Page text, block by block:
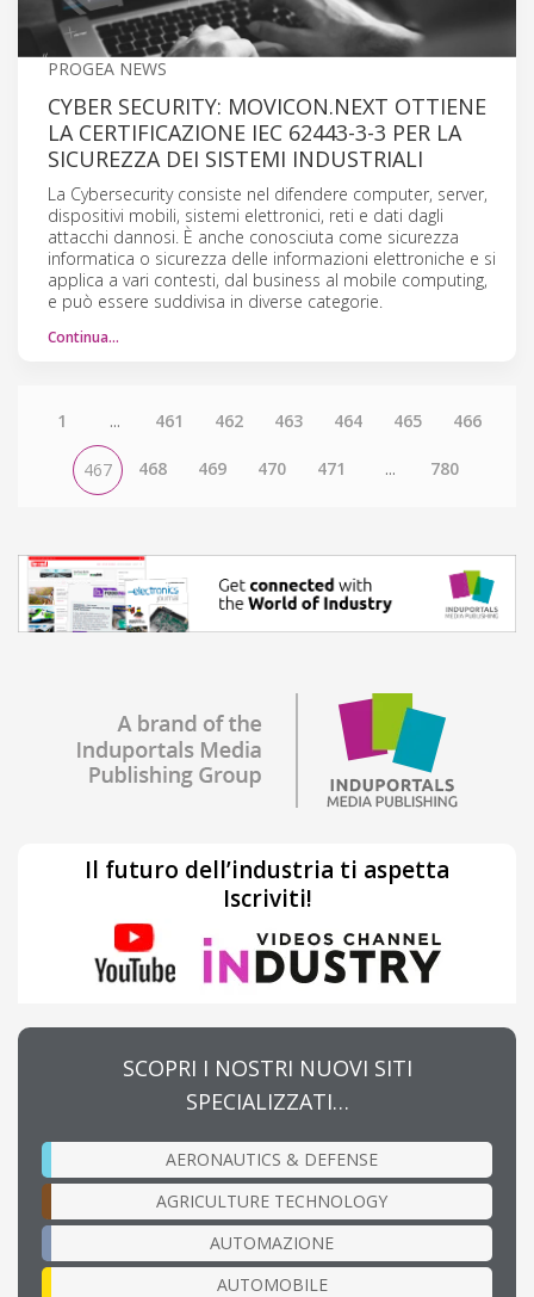
PROGEA NEWS
CYBER SECURITY: MOVICON.NEXT OTTIENE
LA CERTIFICAZIONE IEC 62443-3-3 PER LA
SICUREZZA DEI SISTEMI INDUSTRIALI
La Cybersecurity consiste nel difendere computer, server,
dispositivi mobili, sistemi elettronici, reti e dati dagli
attacchi dannosi. È anche conosciuta come sicurezza
informatica o sicurezza delle informazioni elettroniche e si
applica a vari contesti, dal business al mobile computing,
e può essere suddivisa in diverse categorie.
Continua…
1 ... 461 462 463 464 465 466
467 468 469 470 471 ... 780
Il futuro dell’industria ti aspetta
Iscriviti!
SCOPRI I NOSTRI NUOVI SITI
SPECIALIZZATI…
AERONAUTICS & DEFENSE
AGRICULTURE TECHNOLOGY
AUTOMAZIONE
AUTOMOBILE